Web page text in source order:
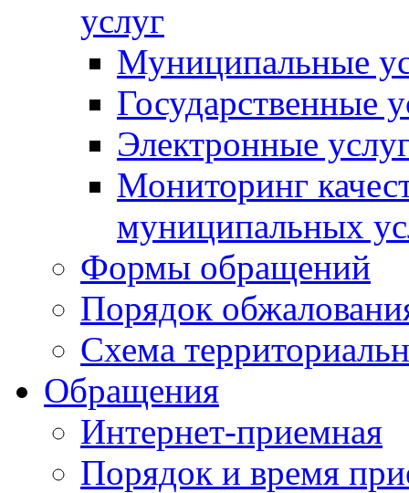
услуг
Муниципальные
Государственные
Электронные
Мониторинг
муниципальных
Формы обращений
Порядок
Схема
Обращения
Интернет-приемная
Порядок и время